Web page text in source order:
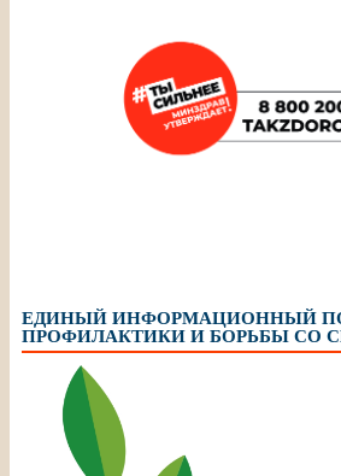
ЕДИНЫЙ ИНФОРМАЦИОННЫЙ
ПРОФИЛАКТИКИ И БОРЬБЫ СО